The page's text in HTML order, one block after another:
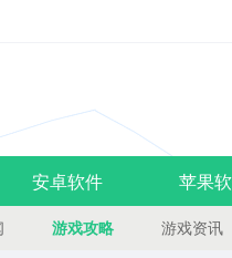
安卓软件 苹果
游戏攻略 游戏资讯